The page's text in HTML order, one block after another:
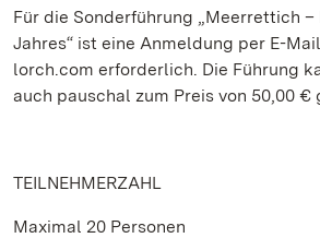
Für die Sonderführung „Meerrettich –
Jahres“ ist eine Anmeldung per E-
lorch.com erforderlich. Die Führung
auch pauschal zum Preis von 50,00
TEILNEHMERZAHL
Maximal 20 Personen